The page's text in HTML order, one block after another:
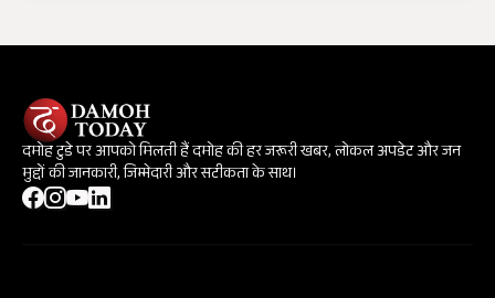
दमोह टुडे पर आपको मिलती हैं दमोह की हर जरूरी खबर, लोकल अपडेट और जन
मुद्दों की जानकारी, जिम्मेदारी और सटीकता के साथ।